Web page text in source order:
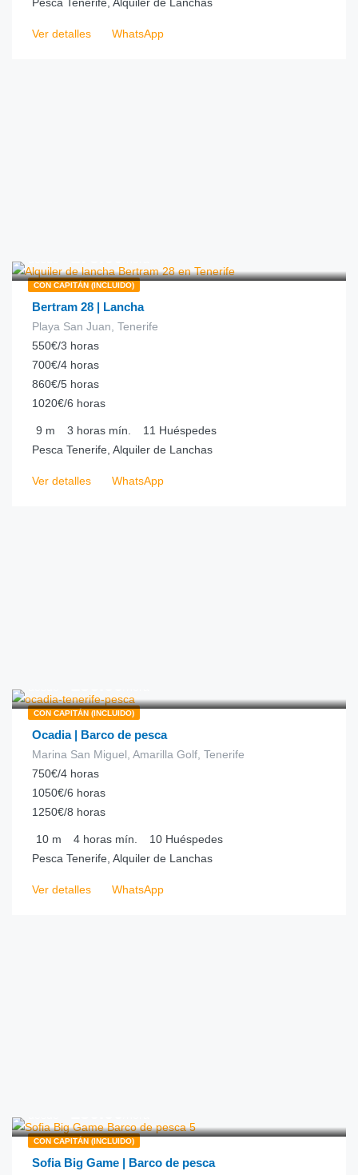
Ver detalles WhatsApp
CON CAPITÁN (INCLUIDO)
Bertram 28 | Lancha
Playa San Juan, Tenerife
550€/3 horas
700€/4 horas
860€/5 horas
1020€/6 horas
9 m 3 horas mín. 11 Huéspedes
Pesca Tenerife, Alquiler de Lanchas
Ver detalles WhatsApp
CON CAPITÁN (INCLUIDO)
Ocadia | Barco de pesca
Marina San Miguel, Amarilla Golf, Tenerife
750€/4 horas
1050€/6 horas
1250€/8 horas
10 m 4 horas mín. 10 Huéspedes
Pesca Tenerife, Alquiler de Lanchas
Ver detalles WhatsApp
CON CAPITÁN (INCLUIDO)
Sofia Big Game | Barco de pesca